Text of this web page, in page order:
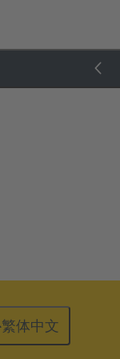
繁体中文